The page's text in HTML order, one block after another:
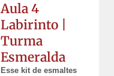
Aula 4
Labirinto |
Turma
Esmeralda
Esse kit de esmaltes